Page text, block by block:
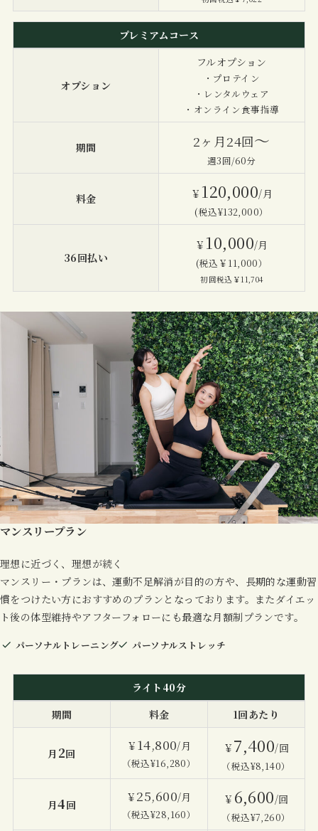
プレミアムコース
オプション
フルオプション
・プロテイン
・レンタルウェア
・オンライン食事指導
期間 2ヶ月24回〜
週3回/60分
料金 ￥ 120,000/月
(税込¥132,000）
36回払い
￥ 10,000/月
(税込￥11,000）
初回税込￥11,704
マンスリープラン
理想に近づく、理想が続く
マンスリー・プランは、運動不足解消が目的の方や、長期的な運動習
慣をつけたい方におすすめのプランとなっております。またダイエッ
ト後の体型維持やアフターフォローにも最適な月額制プランです。
パーソナルトレーニング パーソナルストレッチ
ライト40分
期間
料金 1回あたり
月 2回
￥ 14,800/月
（税込¥16,280）
￥ 7,400/回
（税込¥8,140）
月4回
￥ 25,600/月
（税込¥28,160）
￥ 6,600/回
（税込¥7,260）